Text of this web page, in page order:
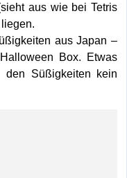
aus wie bei Tetris
aus Japan –
Box. Etwas
Süßigkeiten kein